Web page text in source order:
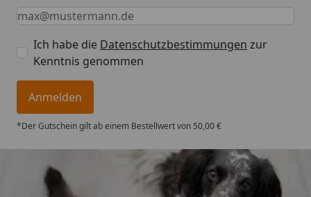
Keine Eingabe erforderlich
Eingabe erforderlich
E-Mail *
Ich habe die Datenschutzbestimmungen zur
Kenntnis genommen
Anmelden
*Der Gutschein gilt ab einem Bestellwert von 50,00 €